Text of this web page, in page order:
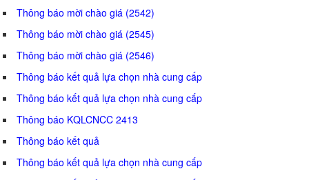
Thông báo mời chào giá (2542)
Thông báo mời chào giá (2545)
Thông báo mời chào giá (2546)
Thông báo kết quả lựa chọn nhà cung cấp
Thông báo kết quả lựa chọn nhà cung cấp
Thông báo KQLCNCC 2413
Thông báo kết quả
Thông báo kết quả lựa chọn nhà cung cấp